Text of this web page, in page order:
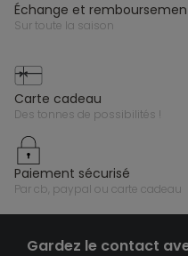
échange et
sur toute la saison
carte cadeau
des tonnes de possibilités !
paiement sécurisé
par cb, paypal ou carte cadeau
Gardez le contact